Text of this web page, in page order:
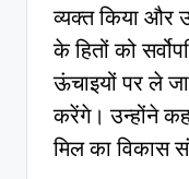
व्यक्त किया और
के हितों को
ऊंचाइयों पर ले
करेंगे। उन्होंने
मिल का विकास